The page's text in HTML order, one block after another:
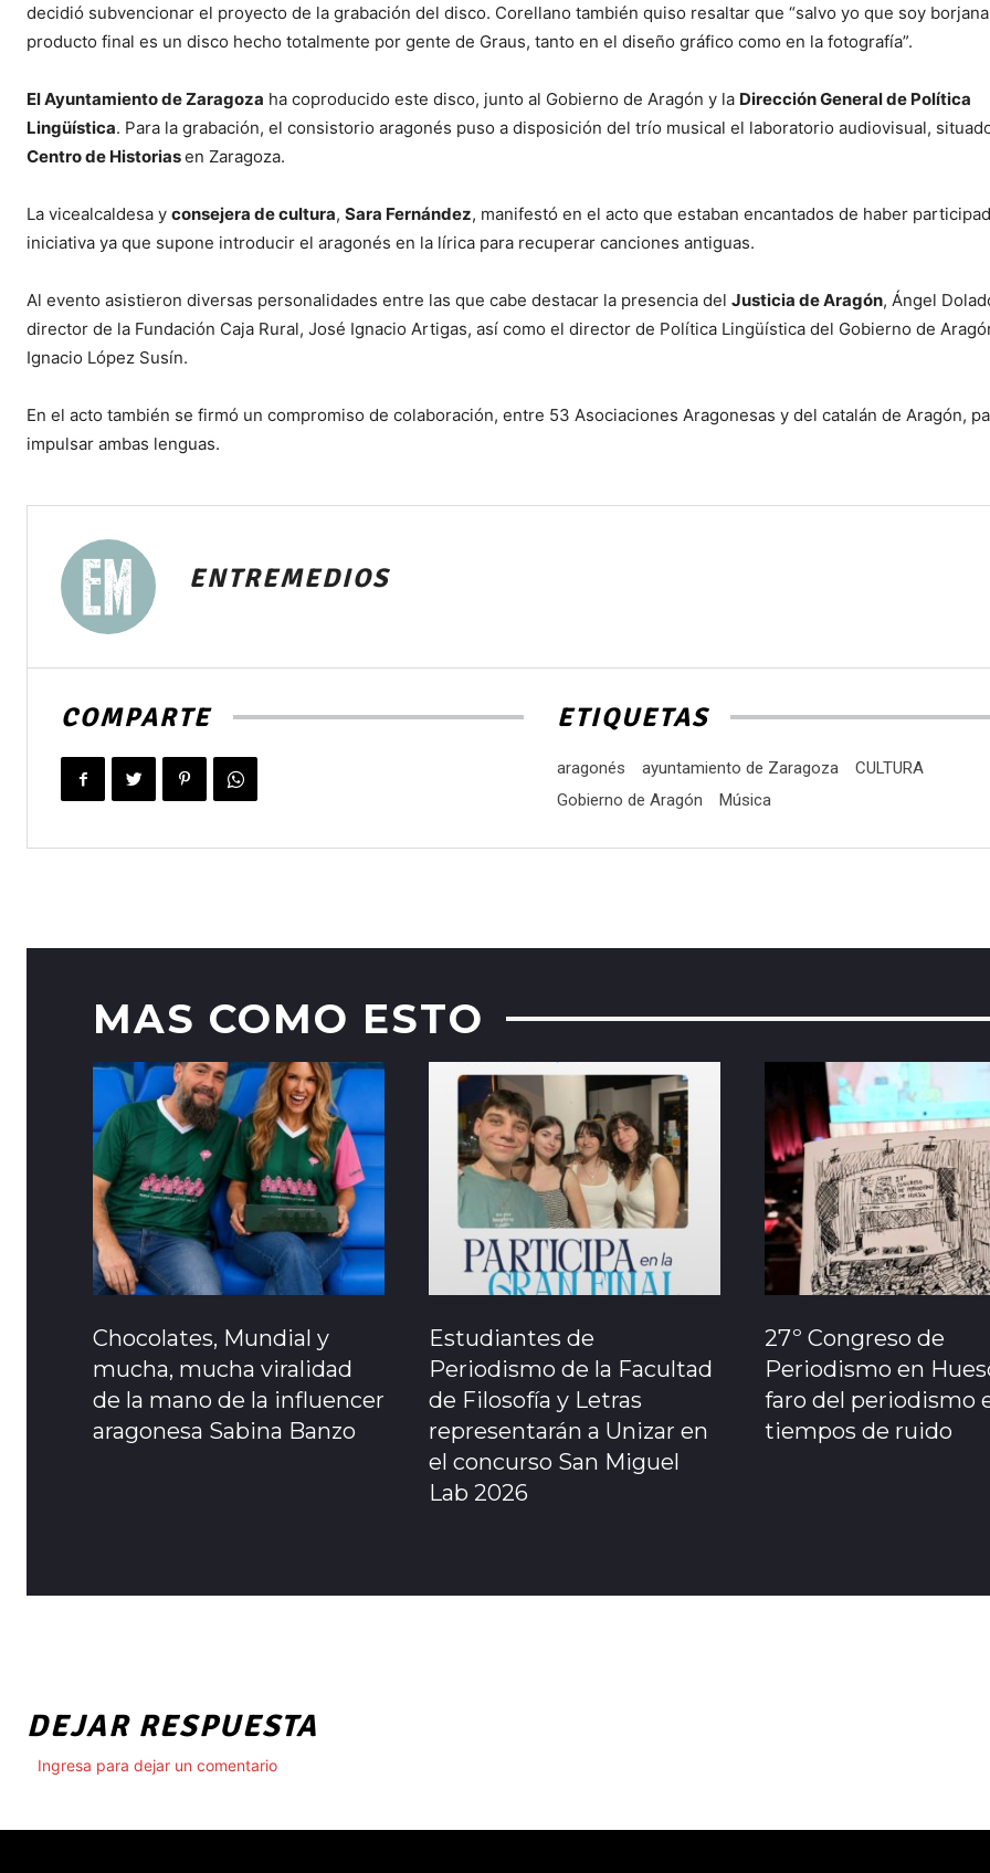
decidió subvencionar el proyecto de la grabación del disco. Corellano también quiso resaltar que “salvo yo que soy
producto final es un disco hecho totalmente por gente de Graus, tanto en el diseño gráfico como en la fotografía”.
El Ayuntamiento de Zaragoza ha coproducido este disco, junto al Gobierno de Aragón y la Dirección General de Política
Lingüística. Para la grabación, el consistorio aragonés puso a disposición del trío musical el laboratorio audiovisual,
Centro de Historiasen Zaragoza.
La vicealcaldesa y consejera de cultura, Sara Fernández, manifestó en el acto que estaban encantados de haber
iniciativa ya que supone introducir el aragonés en la lírica para recuperar canciones antiguas.
Al evento asistieron diversas personalidades entre las que cabe destacar la presencia del Justicia de Aragón, Ángel
director de la Fundación Caja Rural, José Ignacio Artigas, así como el director de Política Lingüística del Gobierno de
Ignacio López Susín.
En el acto también se firmó un compromiso de colaboración, entre 53 Asociaciones Aragonesas y del catalán de Aragón,
impulsar ambas lenguas.
ENTREMEDIOS
COMPARTE ETIQUETAS
aragonés ayuntamiento de Zaragoza
CULTURA
Gobierno de Aragón
Música
MAS COMO ESTO
Chocolates, Mundial y
mucha, mucha viralidad
de la mano de la influencer
aragonesa Sabina Banzo
Estudiantes de
Periodismo de la Facultad
de Filosofía y Letras
representarán a Unizar en
el concurso San Miguel
Lab 2026
27º Congreso de
Periodismo en
faro del periodismo
tiempos de ruido
DEJAR RESPUESTA
Ingresa para dejar un comentario